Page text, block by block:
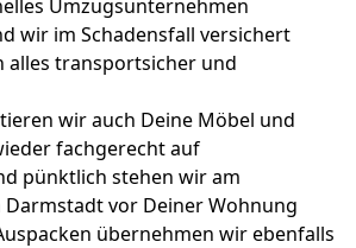
Umzugsunternehmen
wir im Schadensfall versichert
alles transportsicher und
wir auch Deine Möbel und
fachgerecht auf
pünktlich stehen wir am
Darmstadt vor Deiner Wohnung
übernehmen wir ebenfalls